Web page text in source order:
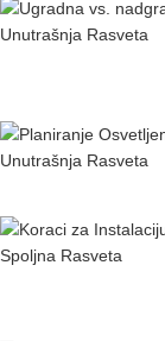
Unutrašnja Rasveta
Unutrašnja Rasveta
Spoljna Rasveta